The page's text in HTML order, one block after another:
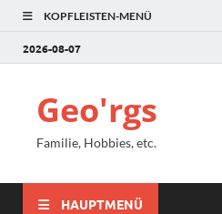
KOPFLEISTEN-MENÜ
2026-08-07
Geo'rgs
Familie, Hobbies, etc.
HAUPTMENÜ